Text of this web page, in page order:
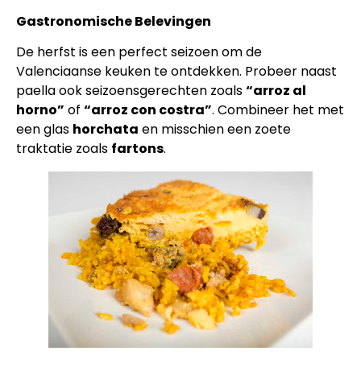
Gastronomische Belevingen
De herfst is een perfect seizoen om de
Valenciaanse keuken te ontdekken. Probeer naast
paella ook seizoensgerechten zoals“arroz al
horno” of “arroz con costra”. Combineer het met
een glas horchata en misschien een zoete
traktatie zoals fartons.